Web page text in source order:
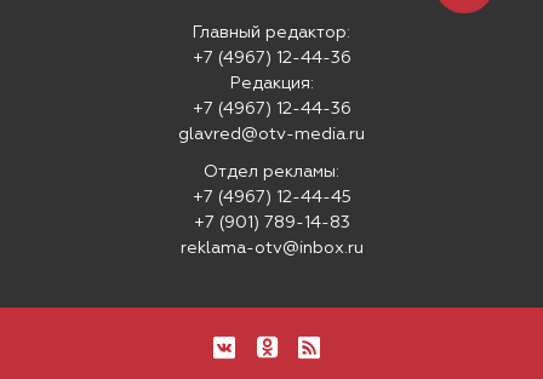
Главный редактор:
+7 (4967) 12-44-36
Редакция:
+7 (4967) 12-44-36
glavred@otv-media.ru
Отдел рекламы:
+7 (4967) 12-44-45
+7 (901) 789-14-83
reklama-otv@inbox.ru